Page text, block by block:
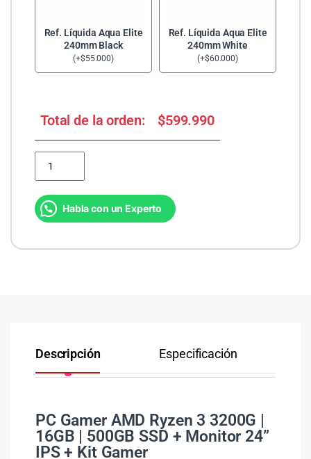
Ref. Líquida Aqua Elite
240mm Black
(+$55.000)
Ref. Líquida Aqua Elite
240mm White
(+$60.000)
Total de la orden: $599.990
Habla con un Experto
Descripción Especificación
PC Gamer AMD Ryzen 3 3200G |
16GB | 500GB SSD + Monitor 24”
IPS + Kit Gamer